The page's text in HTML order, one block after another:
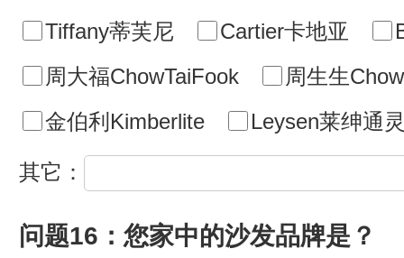
Tiffany蒂芙尼
Cartier卡地亚
周大福ChowTaiFook
周生生
金伯利Kimberlite
Leysen莱绅通
其它：
问题16：您家中的沙发品牌是？